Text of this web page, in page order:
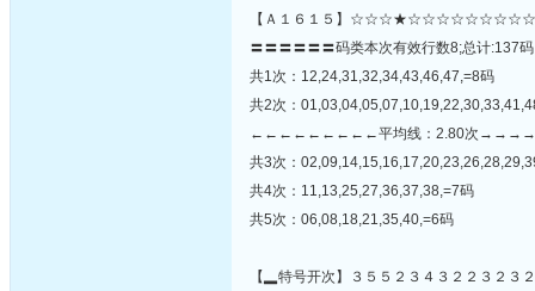
【Ａ１６１５】
〓〓〓〓〓〓码类本次有效行数8;总计:137
共1次：12,24,31,32,34,43,46,47,=8码
共2次：
←←←←←←←←←平均线：2.80次
共3次：
共4次：11,13,25,27,36,37,38,=7码
共5次：06,08,18,21,35,40,=6码
【▂特号开次】３５５２３４３２２３２３